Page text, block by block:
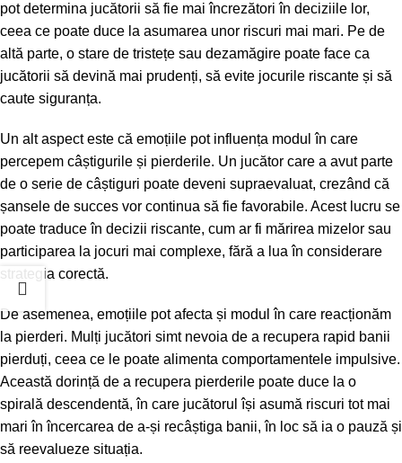
pot determina jucătorii să fie mai încrezători în deciziile lor,
ceea ce poate duce la asumarea unor riscuri mai mari. Pe de
altă parte, o stare de tristețe sau dezamăgire poate face ca
jucătorii să devină mai prudenți, să evite jocurile riscante și să
caute siguranța.
Un alt aspect este că emoțiile pot influența modul în care
percepem câștigurile și pierderile. Un jucător care a avut parte
de o serie de câștiguri poate deveni supraevaluat, crezând că
șansele de succes vor continua să fie favorabile. Acest lucru se
poate traduce în decizii riscante, cum ar fi mărirea mizelor sau
participarea la jocuri mai complexe, fără a lua în considerare
strategia corectă.
De asemenea, emoțiile pot afecta și modul în care reacționăm
la pierderi. Mulți jucători simt nevoia de a recupera rapid banii
pierduți, ceea ce le poate alimenta comportamentele impulsive.
Această dorință de a recupera pierderile poate duce la o
spirală descendentă, în care jucătorul își asumă riscuri tot mai
mari în încercarea de a-și recâștiga banii, în loc să ia o pauză și
să reevalueze situația.